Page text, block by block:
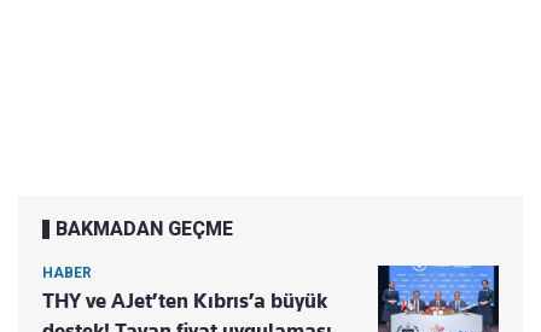
BAKMADAN GEÇME
HABER
THY ve AJet’ten Kıbrıs’a büyük